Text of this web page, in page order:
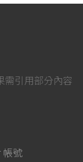
需引用部分內容
帳號